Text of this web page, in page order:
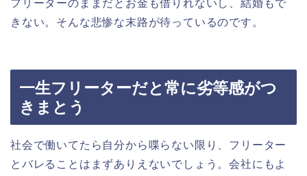
フリーターのままだとお金も借りれないし、結婚もで
きない。そんな悲惨な末路が待っているのです。
一生フリーターだと常に劣等感がつ
きまとう
社会で働いてたら自分から喋らない限り、フリーター
とバレることはまずありえないでしょう。会社にもよ